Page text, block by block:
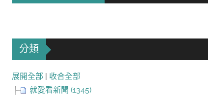
分類
展開全部 | 收合全部
就愛看新聞 (1345)